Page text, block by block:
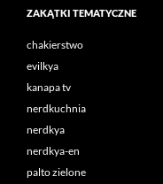
ZAKĄTKI TEMATYCZNE
chakierstwo
evilkya
kanapa tv
nerdkuchnia
nerdkya
nerdkya-en
palto zielone